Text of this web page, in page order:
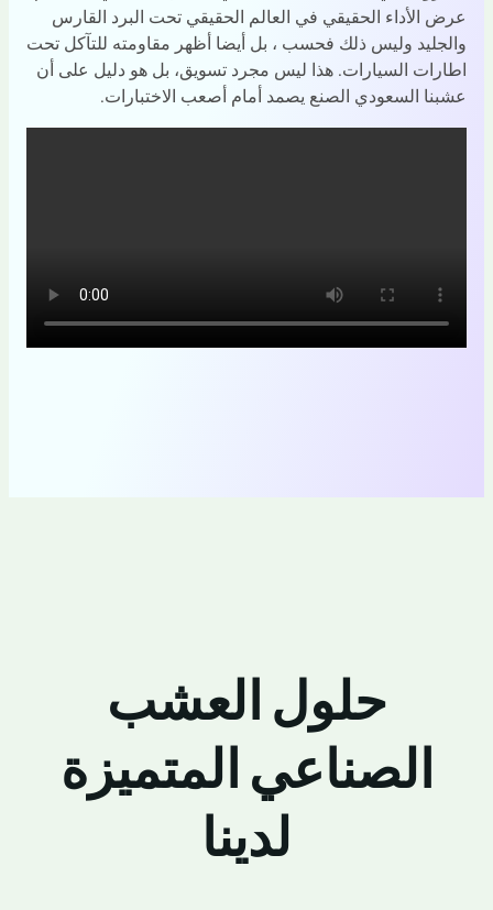
عرض الأداء الحقيقي في العالم الحقيقي تحت البرد القارس
والجليد وليس ذلك فحسب ، بل أيضا أظهر مقاومته للتآكل تحت
اطارات السيارات. هذا ليس مجرد تسويق، بل هو دليل على أن
عشبنا السعودي الصنع يصمد أمام أصعب الاختبارات.
حلول العشب
الصناعي المتميزة
لدينا